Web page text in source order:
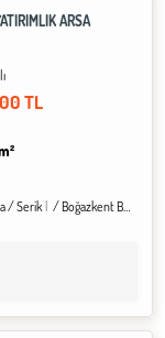
ARSA
TL
/ Serik / Boğazkent Bld.